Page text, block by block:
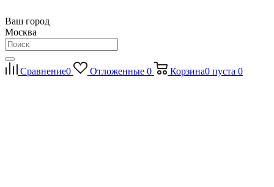
Ваш город
Москва
Сравнение0 Отложенные 0 Корзина0 пуста 0